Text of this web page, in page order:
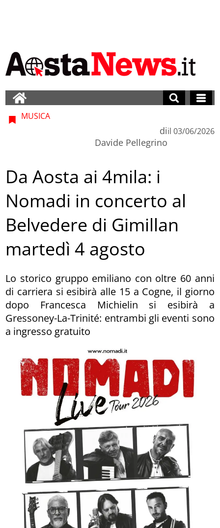
MUSICA
di
Davide Pellegrino
il 03/06/2026
Da Aosta ai 4mila: i
Nomadi in concerto al
Belvedere di Gimillan
martedì 4 agosto
Lo storico gruppo emiliano con oltre 60 anni
di carriera si esibirà alle 15 a Cogne, il giorno
dopo Francesca Michielin si esibirà a
Gressoney-La-Trinité: entrambi gli eventi sono
a ingresso gratuito